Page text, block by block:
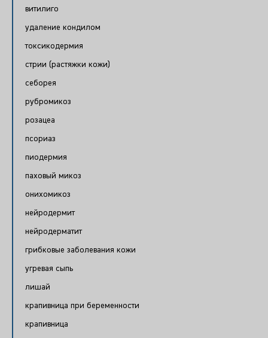
витилиго
удаление кондилом
токсикодермия
стрии (растяжки кожи)
себорея
рубромикоз
розацеа
псориаз
пиодермия
паховый микоз
онихомикоз
нейродермит
нейродерматит
грибковые заболевания кожи
угревая сыпь
лишай
крапивница при беременности
крапивница